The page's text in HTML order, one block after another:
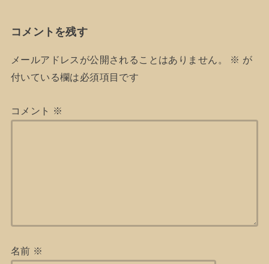
コメントを残す
メールアドレスが公開されることはありません。 ※ が
付いている欄は必須項目です
コメント ※
名前 ※